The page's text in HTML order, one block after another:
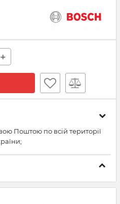
+
Поштою по всій території